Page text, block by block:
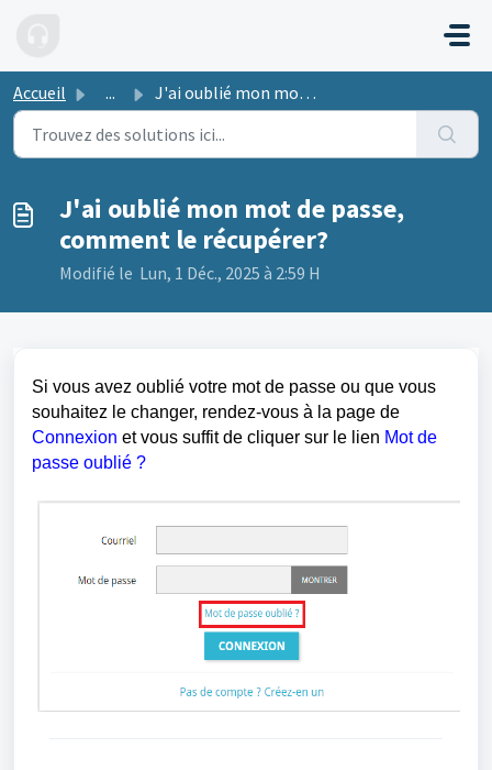
Accueil ... J'ai oublié mon mot de passe, comment le récupérer?
J'ai oublié mon mot de passe,
comment le récupérer?
Modifié le Lun, 1 Déc., 2025 à 2:59 H
Si vous avez oublié votre mot de passe ou que vous
souhaitez le changer, rendez-vous à la page de
Connexion et vous suffit de cliquer sur le lien Mot de
passe oublié ?